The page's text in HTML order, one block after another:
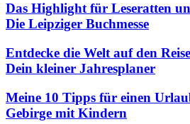
Das Highlight für Leseratten
Die Leipziger Buchmesse
Entdecke die Welt auf den
Dein kleiner Jahresplaner
Meine 10 Tipps für einen
Gebirge mit Kindern